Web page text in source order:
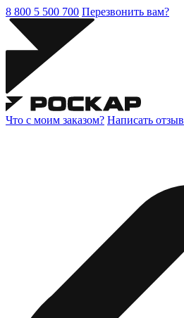
8 800 5 500 700 Перезвонить вам?
Что с моим заказом? Написать отзыв